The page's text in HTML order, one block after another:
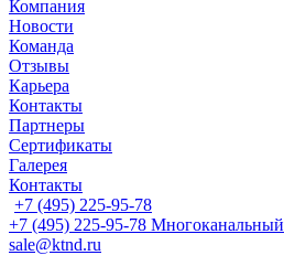
Компания
Новости
Команда
Отзывы
Карьера
Контакты
Партнеры
Сертификаты
Галерея
Контакты
+7 (495) 225-95-78
+7 (495) 225-95-78 Многоканальный
sale@ktnd.ru